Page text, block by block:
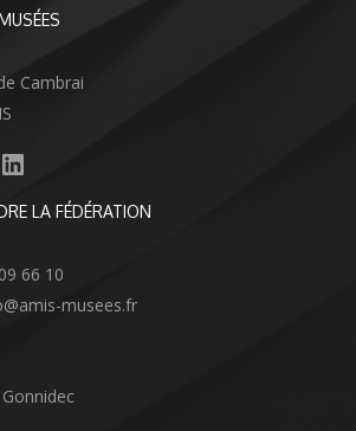
Cambrai
LinkedIn
LA FÉDÉRATION
66 10
musees.fr